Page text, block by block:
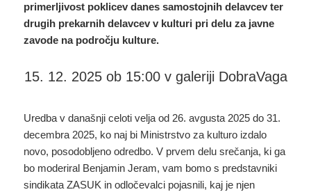
primerljivost poklicev danes samostojnih delavcev ter
drugih prekarnih delavcev v kulturi pri delu za javne
zavode na področju kulture.
15. 12. 2025 ob 15:00 v galeriji DobraVaga
Uredba v današnji celoti velja od 26. avgusta 2025 do 31.
decembra 2025, ko naj bi Ministrstvo za kulturo izdalo
novo, posodobljeno odredbo. V prvem delu srečanja, ki ga
bo moderiral Benjamin Jeram, vam bomo s predstavniki
sindikata ZASUK in odločevalci pojasnili, kaj je njen